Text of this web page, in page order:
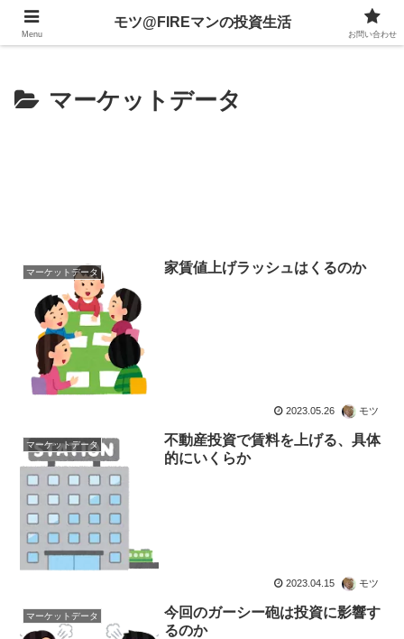
不動産、投資信託、暗号資産、株式、等々への投資について
マーケットデータ
マーケットデータ 家賃値上げラッシュはくるのか
2023.05.26 モツ
マーケットデータ
不動産投資で賃料を上げる、具体
的にいくらか
2023.04.15 モツ
マーケットデータ
今回のガーシー砲は投資に影響す
るのか
Menu
モツ@FIREマンの投資生活
お問い合わせ